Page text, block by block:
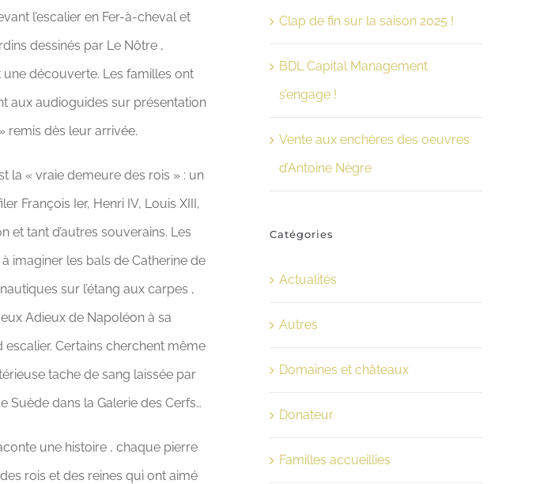
l’escalier en Fer-à-cheval et
dessinés par Le Nôtre ,
découverte. Les familles ont
aux audioguides sur présentation
remis dès leur arrivée.
la « vraie demeure des rois » : un
François Ier, Henri IV, Louis XIII,
et tant d’autres souverains. Les
à imaginer les bals de Catherine de
sur l’étang aux carpes ,
Adieux de Napoléon à sa
Certains cherchent même
tache de sang laissée par
Suède dans la Galerie des Cerfs…
une histoire , chaque pierre
rois et des reines qui ont aimé
Clap de fin sur la saison 2025 !
BDL Capital Management
s’engage !
Vente aux enchères des oeuvres
d’Antoine Nègre
Catégories
Actualités
Autres
Domaines et châteaux
Donateur
Familles accueillies